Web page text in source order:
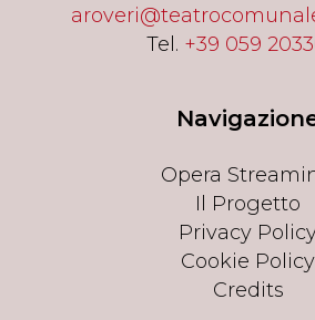
Tel. +39 059
Opera
Il Progetto
Privacy
Cookie Policy
Credits